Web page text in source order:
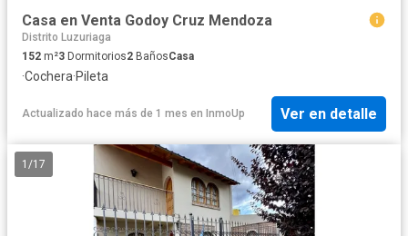
Casa en Venta Godoy Cruz Mendoza
Distrito Luzuriaga
152 m²3 Dormitorios2 BañosCasa
·Cochera·Pileta
Actualizado hace más de 1 mes en InmoUp Ver en detalle
1 /17